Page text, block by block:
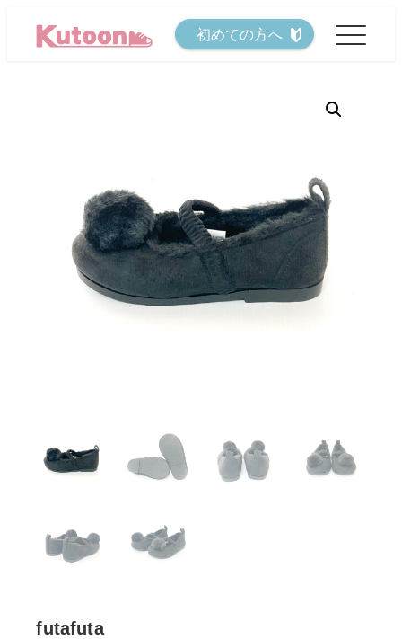
初めての方へ
futafuta